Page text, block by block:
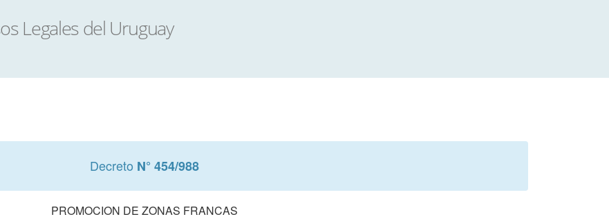
Decreto N° 454/988
PROMOCION DE ZONAS FRANCAS